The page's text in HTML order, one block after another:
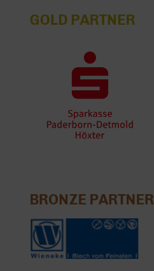
GOLD PARTNER
BRONZE PARTNER